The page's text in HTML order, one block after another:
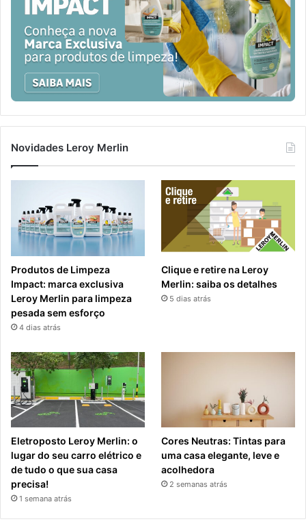
Novidades Leroy Merlin
Produtos de Limpeza
Impact: marca exclusiva
Leroy Merlin para limpeza
pesada sem esforço
4 dias atrás
Clique e retire na Leroy
Merlin: saiba os detalhes
5 dias atrás
Eletroposto Leroy Merlin: o
lugar do seu carro elétrico e
de tudo o que sua casa
precisa!
1 semana atrás
Cores Neutras: Tintas para
uma casa elegante, leve e
acolhedora
2 semanas atrás